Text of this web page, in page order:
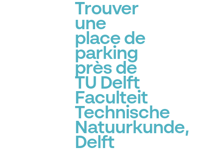
Trouver
une
place de
parking
près de
TU Delft
Faculteit
Technische
Natuurkunde,
Delft